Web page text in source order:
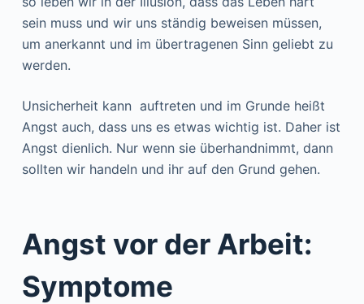
sein muss und wir uns ständig beweisen müssen,
um anerkannt und im übertragenen Sinn geliebt zu
werden.
Unsicherheit kann auftreten und im Grunde heißt
Angst auch, dass uns es etwas wichtig ist. Daher ist
Angst dienlich. Nur wenn sie überhandnimmt, dann
sollten wir handeln und ihr auf den Grund gehen.
Angst vor der Arbeit:
Symptome